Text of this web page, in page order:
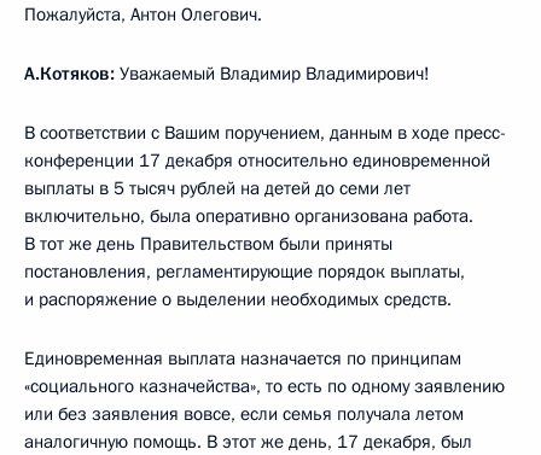
Пожалуйста, Антон Олегович.
А.Котяков: Уважаемый Владимир Владимирович!
В соответствии с Вашим поручением, данным в ходе пресс-
конференции 17 декабря относительно единовременной
выплаты в 5 тысяч рублей на детей до семи лет
включительно, была оперативно организована работа.
В тот же день Правительством были приняты
постановления, регламентирующие порядок выплаты,
и распоряжение о выделении необходимых средств.
Единовременная выплата назначается по принципам
«социального казначейства», то есть по одному заявлению
или без заявления вовсе, если семья получала летом
аналогичную помощь. В этот же день, 17 декабря, был